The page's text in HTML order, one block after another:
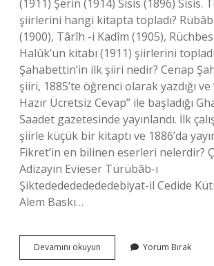
(1911) Şerin (1914) Sisis (1896) Sisis.
şiirlerini hangi kitapta topladı?
(1900), Târîh -i Kadîm (1905),
Halûk’un kitabı (1911) şiirlerini
Şahabettin’in ilk şiiri nedir? Cenap
şiiri, 1885’te öğrenci olarak yazdığı ve
Hazır Ücretsiz Cevap” ile başladığı
Saadet gazetesinde yayınlandı. İlk
şiirle küçük bir kitaptı ve 1886’da
Fikret’in en bilinen eserleri nelerdir?
Adizayın Evieser Türübâb-ı
Şiktededededededebiyat-il Cedide
Alem Baskı…
Devamını okuyun
Fikretin
Yorum Bırak